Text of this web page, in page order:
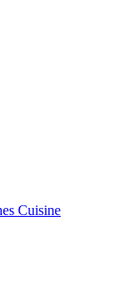
Cuisine